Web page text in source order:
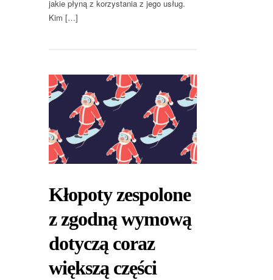
jakie płyną z korzystania z jego usług.
Kim […]
Kłopoty zespolone
z zgodną wymową
dotyczą coraz
większą części